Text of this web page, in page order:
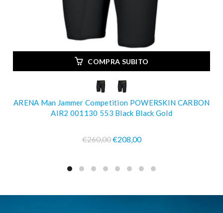
COMPRA SUBITO
ARENA Man Jammer Competition POWERSKIN CARBON
AIR2 001130 553 Black Black Gold
€260,00€208,00